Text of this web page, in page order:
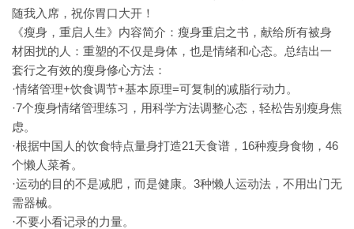
随我入席，祝你胃口大开！
《瘦身，重启人生》内容简介：瘦身重启之书，献给所有被身
材困扰的人：重塑的不仅是身体，也是情绪和心态。总结出一
套行之有效的瘦身修心方法：
·情绪管理+饮食调节+基本原理=可复制的减脂行动力。
·7个瘦身情绪管理练习，用科学方法调整心态，轻松告别瘦身焦
虑。
·根据中国人的饮食特点量身打造21天食谱，16种瘦身食物，46
个懒人菜肴。
·运动的目的不是减肥，而是健康。3种懒人运动法，不用出门无
需器械。
·不要小看记录的力量。